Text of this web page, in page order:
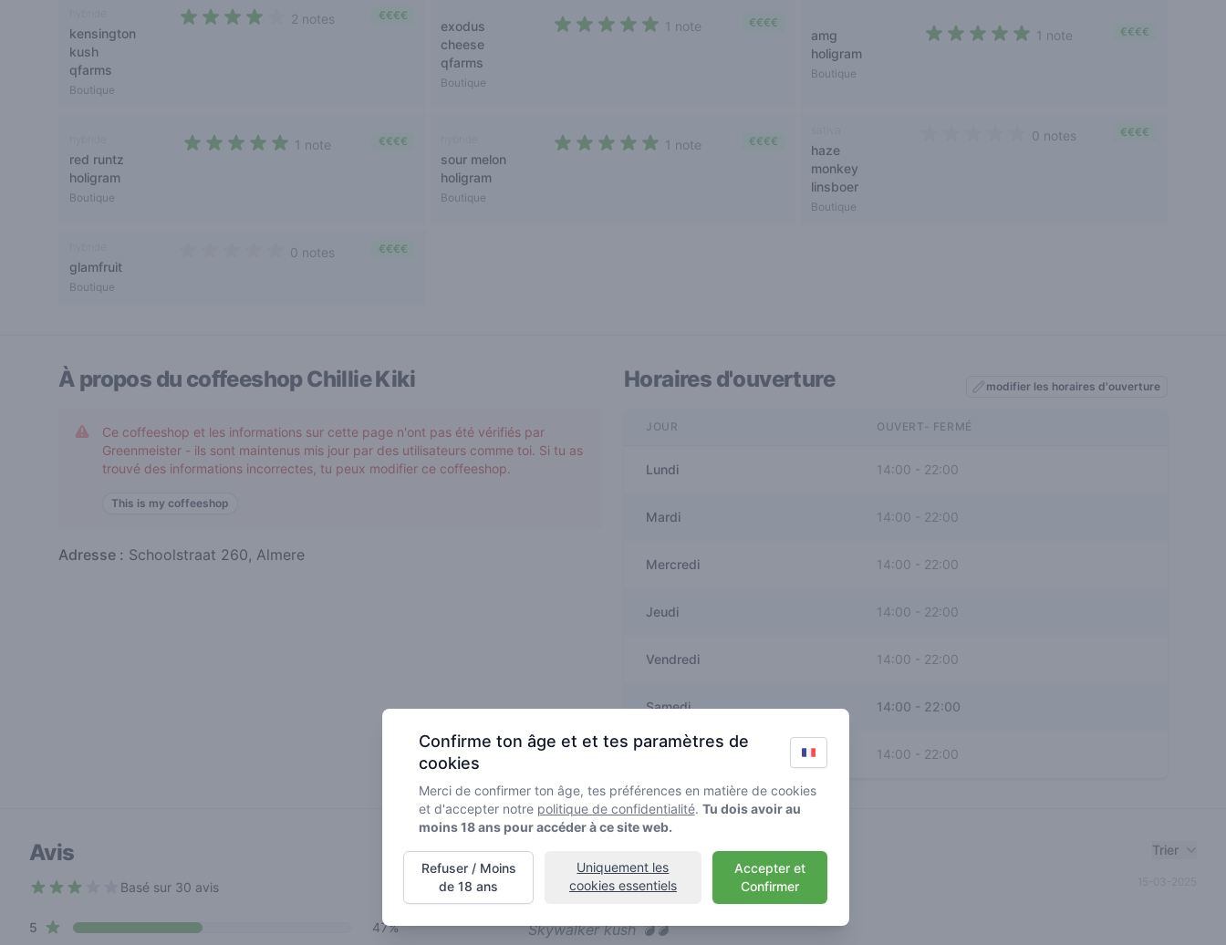
kensington
kush
qfarms
Boutique
2 notes €€€€
exodus
cheese
qfarms
Boutique
1 note €€€€
amg
holigram
Boutique
1 note €€€€
red runtz
holigram
Boutique
1 note €€€€
sour melon
holigram
Boutique
1 note €€€€
haze
monkey
linsboer
Boutique
0 notes €€€€
glamfruit
Boutique
0 notes €€€€
À propos du coffeeshopChillie Kiki
Ce coffeeshop et les informations sur cette page n'ont pas été vérifiés par
Greenmeister - ils sont maintenus mis jour par des utilisateurs comme toi. Si tu as
trouvé des informations incorrectes, tu peux modifier ce coffeeshop.
This is my coffeeshop
Adresse : Schoolstraat 260, Almere
Horaires d'ouverture modifier les horaires d'ouverture
JOUR OUVERT- FERMÉ
Lundi 14:00 - 22:00
Mardi 14:00 22:00
Mercredi 14:00 - 22:00
Jeudi 14:00 22:00
Vendredi 14:00 - 22:00
Samedi 14:00 - 22:00
14:00 - 22:00
Avis
Basé sur 30 avis
Review data
5 star reviews
47%
Recent reviews Trier
rotten redeye 15-03-2025
Skywalker kush 💣💣
Confirme ton âge et et tes paramètres de
cookies
Merci de confirmer ton âge, tes préférences en matière de cookies
et d'accepter notre politique de confidentialité. Tu dois avoir au
moins 18 ans pour accéder à ce site web.
Accepter et
Confirmer
Uniquement les
cookies essentiels
Refuser / Moins
de 18 ans